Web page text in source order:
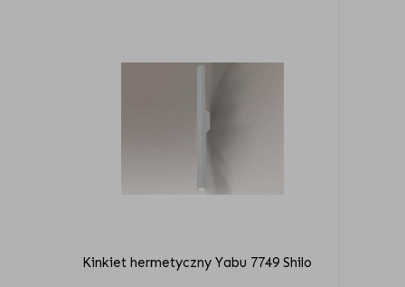
Kinkiet hermetyczny Yabu 7749 Shilo